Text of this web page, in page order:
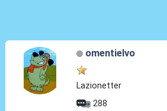
omentielvo
Lazionetter
288